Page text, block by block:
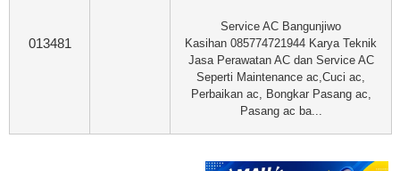
013481
Service AC Bangunjiwo
Kasihan 085774721944 Karya Teknik
Jasa Perawatan AC dan Service AC
Seperti Maintenance ac,Cuci ac,
Perbaikan ac, Bongkar Pasang ac,
Pasang ac ba...